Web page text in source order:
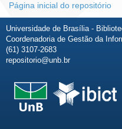
Página inicial do repositório
Universidade de Brasília -
Coordenadoria de Gestão da
(61) 3107-2683
repositorio@unb.br